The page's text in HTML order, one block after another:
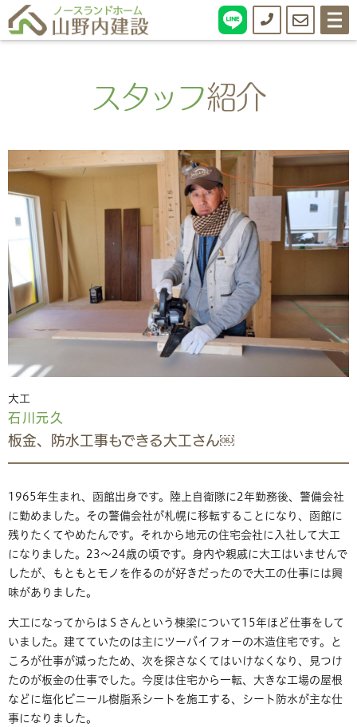
メ
ニ
ュ
0138-
せ
スタッフ紹介
大工
石川元久
板金、防水工事もできる大工さん￼
1965年生まれ、函館出身です。陸上自衛隊に2年勤務後、警備会社
に勤めました。その警備会社が札幌に移転することになり、函館に
残りたくてやめたんです。それから地元の住宅会社に入社して大工
になりました。23～24歳の頃です。身内や親戚に大工はいませんで
したが、もともとモノを作るのが好きだったので大工の仕事には興
味がありました。
大工になってからはＳさんという棟梁について15年ほど仕事をして
いました。建てていたのは主にツーバイフォーの木造住宅です。と
ころが仕事が減ったため、次を探さなくてはいけなくなり、見つけ
たのが板金の仕事でした。今度は住宅から一転、大きな工場の屋根
などに塩化ビニール樹脂系シートを施工する、シート防水が主な仕
事になりました。